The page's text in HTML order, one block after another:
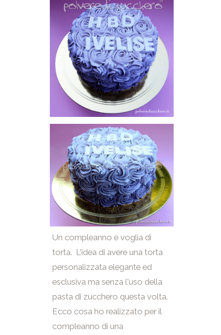
Un compleanno e voglia di
torta. L'idea di avere una torta
personalizzata elegante ed
esclusiva ma senza l'uso della
pasta di zucchero questa volta.
Ecco cosa ho realizzato per il
compleanno di una